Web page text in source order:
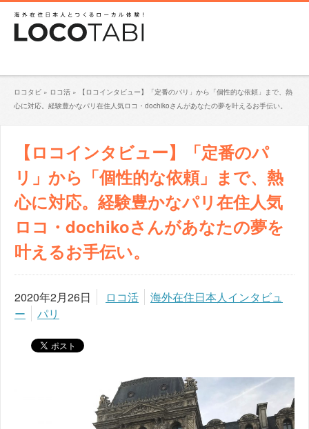
ロコタビ » ロコ活 »
【ロコインタビュー】「定番のパリ」から「個性的な依頼」まで、熱
心に対応。経験豊かなパリ在住人気ロコ・dochikoさんがあなたの夢を叶えるお手伝い。
【ロコインタビュー】「定番のパ
リ」から「個性的な依頼」まで、熱
心に対応。経験豊かなパリ在住人気
ロコ・dochikoさんがあなたの夢を
叶えるお手伝い。
2020年2月26日 ロコ活
海外在住日本人インタビュ
ー
パリ